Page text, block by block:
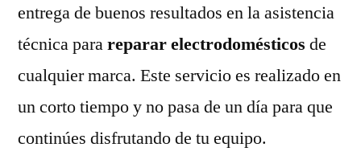
entrega de buenos resultados en la asistencia
técnica parareparar electrodomésticos de
cualquier marca. Este servicio es realizado en
un corto tiempo y no pasa de un día para que
continúes disfrutando de tu equipo.